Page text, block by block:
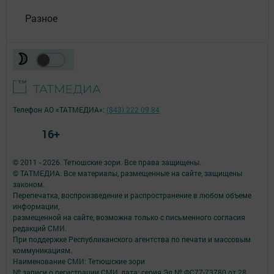
Разное
© 2011 - 2026. Тетюшские зори. Все права защищены.
© ТАТМЕДИА. Все материалы, размещенные на сайте, защищены
законом.
Перепечатка, воспроизведение и распространение в любом объеме
информации,
размещенной на сайте, возможна только с письменного согласия
редакций СМИ.
При поддержке Республиканского агентства по печати и массовым
коммуникациям.
Наименование СМИ: Тетюшские зори
Телефон АО «ТАТМЕДИА»: (843) 222 09 84
16+